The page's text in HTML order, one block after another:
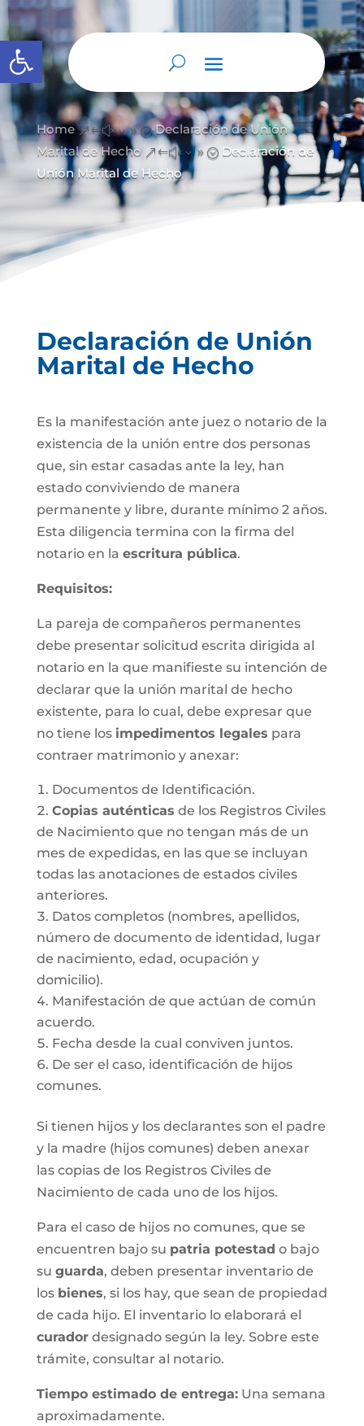
Abrir barra de herramientas
Home &#x39; Declaración de Unión
Marital de Hecho &#x39; Declaración de
Unión Marital de Hecho
Declaración de Unión
Marital de Hecho
Es la manifestación ante juez o notario de la
existencia de la unión entre dos personas
que, sin estar casadas ante la ley, han
estado conviviendo de manera
permanente y libre, durante mínimo 2 años.
Esta diligencia termina con la firma del
notario en la escritura pública.
Requisitos:
La pareja de compañeros permanentes
debe presentar solicitud escrita dirigida al
notario en la que manifieste su intención de
declarar que la unión marital de hecho
existente, para lo cual, debe expresar que
no tiene los impedimentos legales para
contraer matrimonio y anexar:
Documentos de Identificación.
Copias auténticas de los Registros Civiles
de Nacimiento que no tengan más de un
mes de expedidas, en las que se incluyan
todas las anotaciones de estados civiles
anteriores.
Datos completos (nombres, apellidos,
número de documento de identidad, lugar
de nacimiento, edad, ocupación y
domicilio).
Manifestación de que actúan de común
acuerdo.
Fecha desde la cual conviven juntos.
De ser el caso, identificación de hijos
comunes.
Si tienen hijos y los declarantes son el padre
y la madre (hijos comunes) deben anexar
las copias de los Registros Civiles de
Nacimiento de cada uno de los hijos.
Para el caso de hijos no comunes, que se
encuentren bajo su patria potestad o bajo
su guarda, deben presentar inventario de
los bienes, si los hay, que sean de propiedad
de cada hijo. El inventario lo elaborará el
curadordesignado según la ley. Sobre este
trámite, consultar al notario.
Tiempo estimado de entrega:Una semana
aproximadamente.